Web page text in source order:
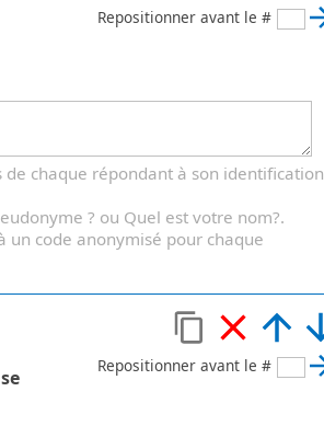
Repositionner avant le #
chaque répondant à son identification
? ou Quel est votre nom?.
un code anonymisé pour chaque
Repositionner avant le #